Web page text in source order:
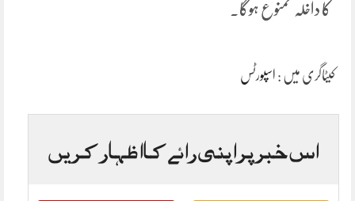
کا داخلہ ممنوع ہوگا۔
کیٹاگری میں : اسپورٹس
اس خبر پر اپنی رائے کا اظہار کریں